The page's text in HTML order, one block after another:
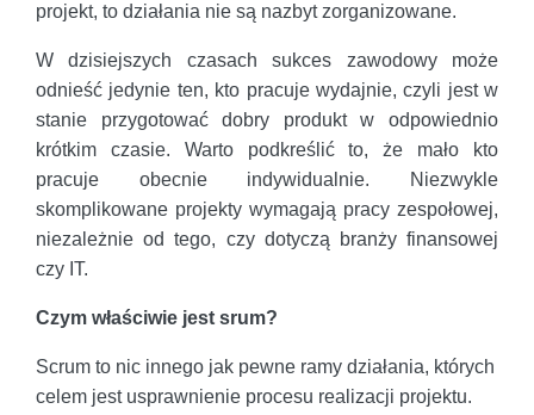
projekt, to działania nie są nazbyt zorganizowane.
W dzisiejszych czasach sukces zawodowy może
odnieść jedynie ten, kto pracuje wydajnie, czyli jest w
stanie przygotować dobry produkt w odpowiednio
krótkim czasie. Warto podkreślić to, że mało kto
pracuje obecnie indywidualnie. Niezwykle
skomplikowane projekty wymagają pracy zespołowej,
niezależnie od tego, czy dotyczą branży finansowej
czy IT.
Czym właściwie jest srum?
Scrum to nic innego jak pewne ramy działania, których
celem jest usprawnienie procesu realizacji projektu.